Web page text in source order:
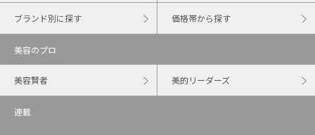
ブランド別に探す 価格帯から探す
美容のプロ
美容賢者 美的リーダーズ
連載